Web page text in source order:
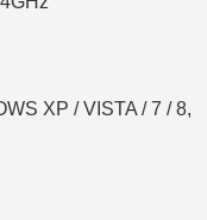
XP / VISTA / 7 / 8,